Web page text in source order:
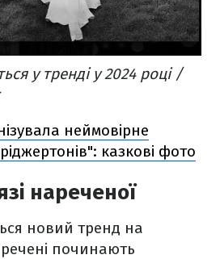
у тренді у 2024 році /
неймовірне
казкові фото
нареченої
новий тренд на
починають